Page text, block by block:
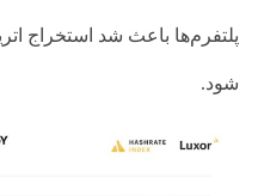
پلتفرم‌ها باعث شد استخراج
شود.